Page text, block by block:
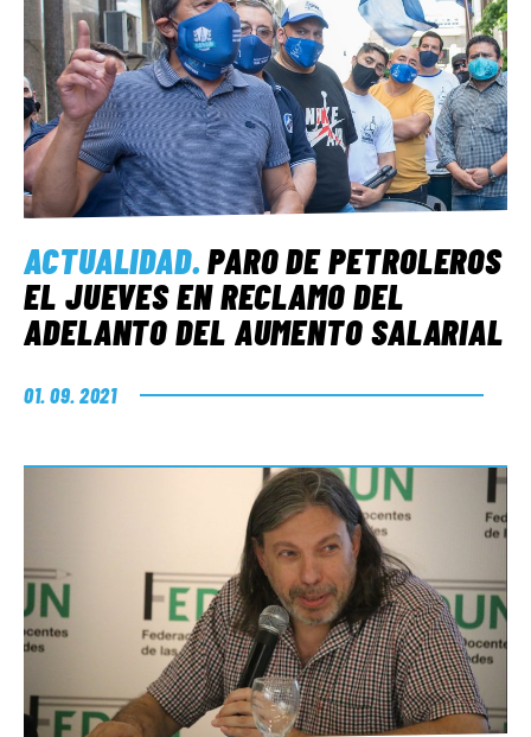
ACTUALIDAD.PARO DE PETROLEROS
EL JUEVES EN RECLAMO DEL
ADELANTO DEL AUMENTO SALARIAL
01. 09. 2021